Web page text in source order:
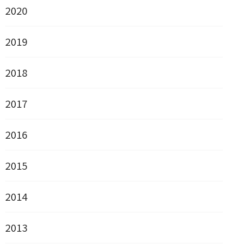
2020
2019
2018
2017
2016
2015
2014
2013